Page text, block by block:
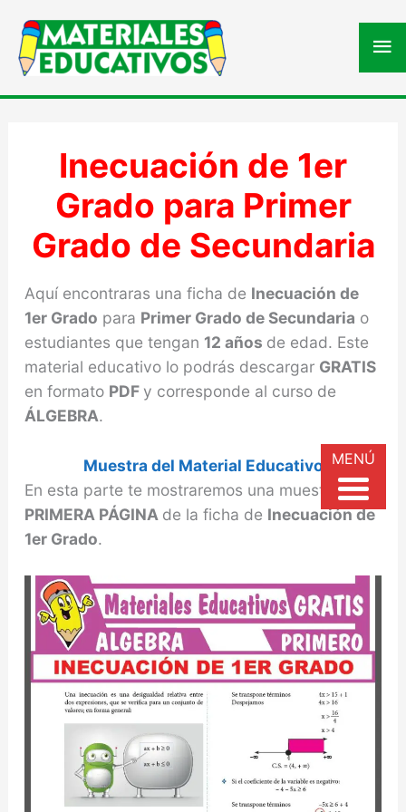
Inecuación de 1er
Grado para Primer
Grado de Secundaria
Aquí encontraras una ficha de Inecuación de
1er Grado para Primer Grado de Secundaria o
estudiantes que tengan 12 años de edad. Este
material educativo lo podrás descargar GRATIS
en formato PDF y corresponde al curso de
ÁLGEBRA.
Muestra del Material Educativo
En esta parte te mostraremos una muestra de la
PRIMERA PÁGINA de la ficha de Inecuación de
1er Grado.
MENÚ